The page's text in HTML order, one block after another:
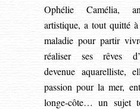
Ophélie Camélia,
artistique, a tout quitté
maladie pour partir
réaliser ses rêves
devenue aquarelliste,
passion pour la mer,
longe-côte… un sujet